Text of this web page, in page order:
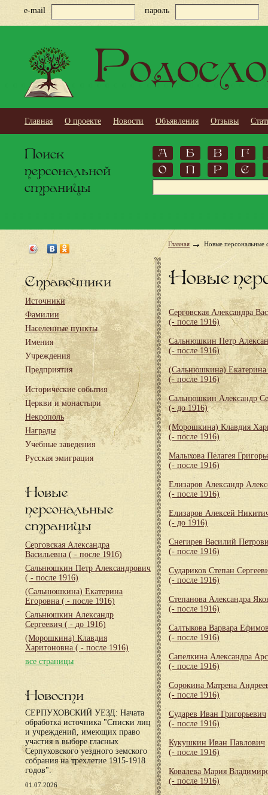
e-mail пароль
Главная О проекте Новости Объявления Отзывы
Поиск
персональной
страницы
А Б В
Г
О
П Р С
Справочники
Источники
Фамилии
Населенные пункты
Имения
Учреждения
Предприятия
Исторические события
Церкви и монастыри
Некрополь
Награды
Учебные заведения
Русская эмиграция
Новые
персональные
страницы
Серговская Александра
Васильевна ( - после 1916)
Сальнюшкин Петр Александрович
( - после 1916)
(Сальнюшкина) Екатерина
Егоровна ( - после 1916)
Сальнюшкин Александр
Сергеевич ( - до 1916)
(Морошкина) Клавдия
Харитоновна ( - после 1916)
все страницы
Новости
СЕРПУХОВСКИЙ УЕЗД: Начата
обработка источника "Списки лиц
и учреждений, имеющих право
участия в выборе гласных
Серпуховского уездного земского
собрания на трехлетие 1915-1918
годов".
01.07.2026
Главная Новые персональные
Новые
Серговская Александра
(- после 1916)
Сальнюшкин Петр
(- после 1916)
(Сальнюшкина) Екатерина
(- после 1916)
Сальнюшкин Александр
(- до 1916)
(Морошкина) Клавдия
(- после 1916)
Малыхова Пелагея
(- после 1916)
Елизаров Александр
(- после 1916)
Елизаров Алексей
(- до 1916)
Снегирев Василий
(- после 1916)
Судариков Степан
(- после 1916)
Степанова Александра
(- после 1916)
Салтыкова Варвара
(- после 1916)
Сапелкина Александра
(- после 1916)
Сорокина Матрена
(- после 1916)
Сударев Иван Григорьевич
(- после 1916)
Кукушкин Иван Павлович
(- после 1916)
Ковалева Мария
(- после 1916)